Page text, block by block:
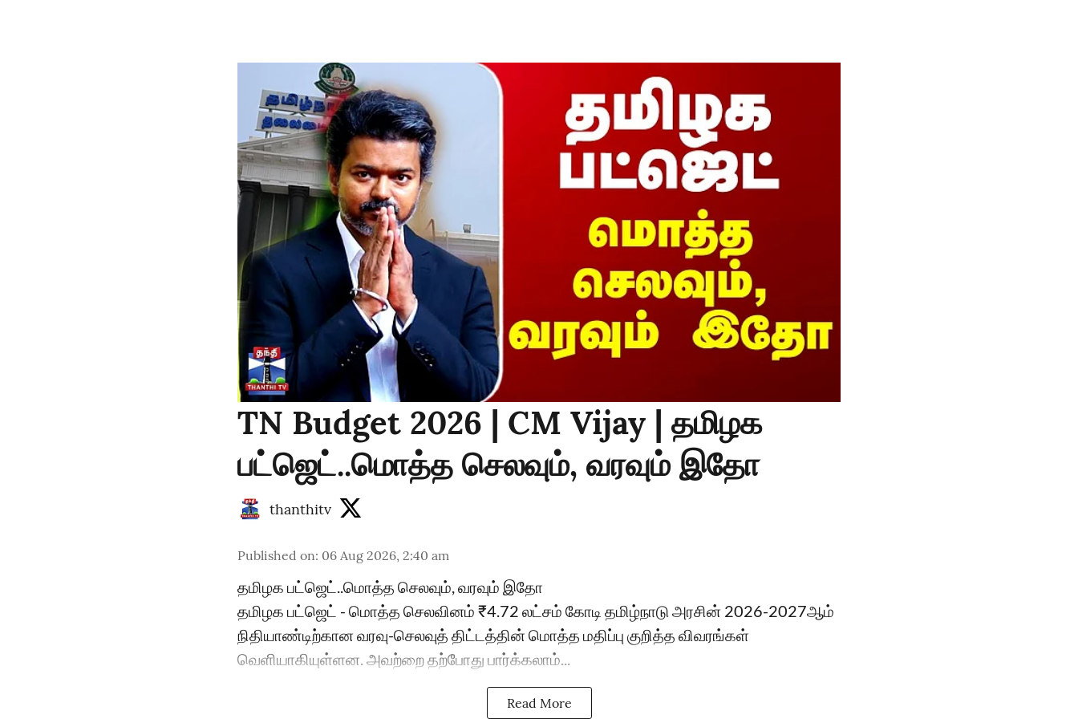
TN Budget 2026 | CM Vijay | தமிழக
பட்ஜெட்..மொத்த செலவும், வரவும் இதோ
thanthitv
Published on: 06 Aug 2026, 2:40 am
தமிழக பட்ஜெட்..மொத்த செலவும், வரவும் இதோ
தமிழக பட்ஜெட் - மொத்த செலவினம் ₹4.72 லட்சம் கோடி தமிழ்நாடு அரசின் 2026-2027ஆம்
நிதியாண்டிற்கான வரவு-செலவுத் திட்டத்தின் மொத்த மதிப்பு குறித்த விவரங்கள்
வெளியாகியுள்ளன. அவற்றை தற்போது பார்க்கலாம்...
Read More